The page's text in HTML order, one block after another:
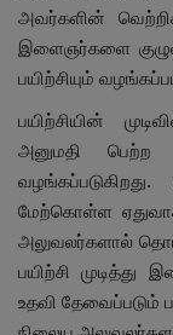
அவர்களின்
இளைஞர்களை
பயிற்சியும்
பயிற்சியின்
அனுமதி பெற்ற
மேற்கொள்ள
அலுவலர்களால்
பயிற்சி
உதவி தேவைப்படும்